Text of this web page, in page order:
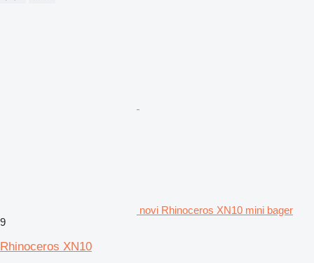
novi Rhinoceros XN10 mini bager
9
Rhinoceros XN10